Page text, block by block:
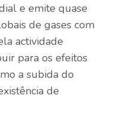
e emite quase
de gases com
actividade
para os efeitos
a subida do
de